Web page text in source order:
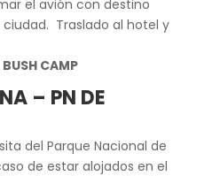
el avión con destino
ciudad. Traslado al hotel y
CAMP
– PN DE
del Parque Nacional de
de estar alojados en el